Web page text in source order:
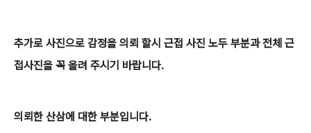
추가로 사진으로 감정을 의뢰 할시 근접 사진 노두 부분과 전체 근
접사진을 꼭 올려 주시기 바랍니다.
의뢰한 산삼에 대한 부분입니다.